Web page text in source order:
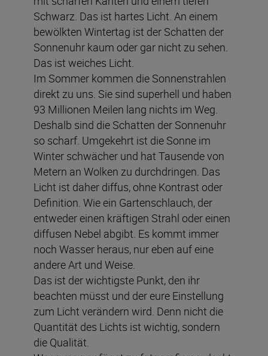
Schwarz. Das ist hartes Licht. An einem
bewölkten Wintertag ist der Schatten der
Sonnenuhr kaum oder gar nicht zu sehen.
Das ist weiches Licht.
Im Sommer kommen die Sonnenstrahlen
direkt zu uns. Sie sind superhell und haben
93 Millionen Meilen lang nichts im Weg.
Deshalb sind die Schatten der Sonnenuhr
so scharf. Umgekehrt ist die Sonne im
Winter schwächer und hat Tausende von
Metern an Wolken zu durchdringen. Das
Licht ist daher diffus, ohne Kontrast oder
Definition. Wie ein Gartenschlauch, der
entweder einen kräftigen Strahl oder einen
diffusen Nebel abgibt. Es kommt immer
noch Wasser heraus, nur eben auf eine
andere Art und Weise.
Das ist der wichtigste Punkt, den ihr
beachten müsst und der eure Einstellung
zum Licht verändern wird. Denn nicht die
Quantität des Lichts ist wichtig, sondern
die Qualität.